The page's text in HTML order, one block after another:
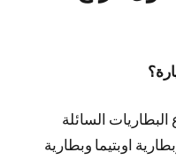
السائلة
اوبتيما وبطارية